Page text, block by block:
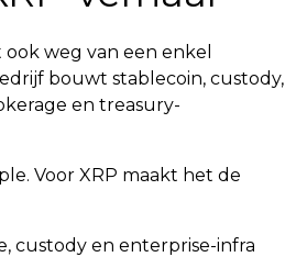
weg van een enkel
bouwt stablecoin, custody,
en treasury-
Voor XRP maakt het de
custody en enterprise-infra